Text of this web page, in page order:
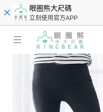
眼圈熊大尺碼
立刻使用官方APP